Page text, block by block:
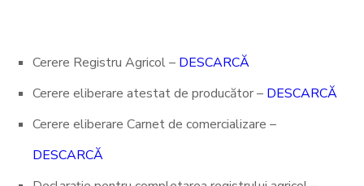
Cerere Registru Agricol – DESCARCĂ
Cerere eliberare atestat de producător – DESCARCĂ
Cerere eliberare Carnet de comercializare –
DESCARCĂ